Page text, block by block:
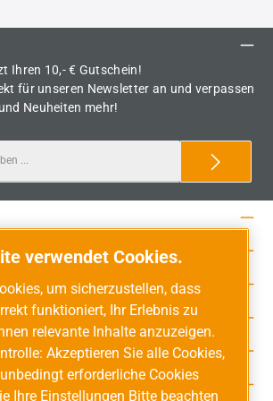
Ihren 10,- € Gutschein!
für unseren Newsletter an und verpassen
Neuheiten mehr!
verwendet Cookies.
um sicherzustellen, dass
funktioniert, Ihr Erlebnis zu
relevante Inhalte anzuzeigen.
Akzeptieren Sie alle Cookies,
erforderliche Cookies
Ihre Einstellungen Bitte beachten